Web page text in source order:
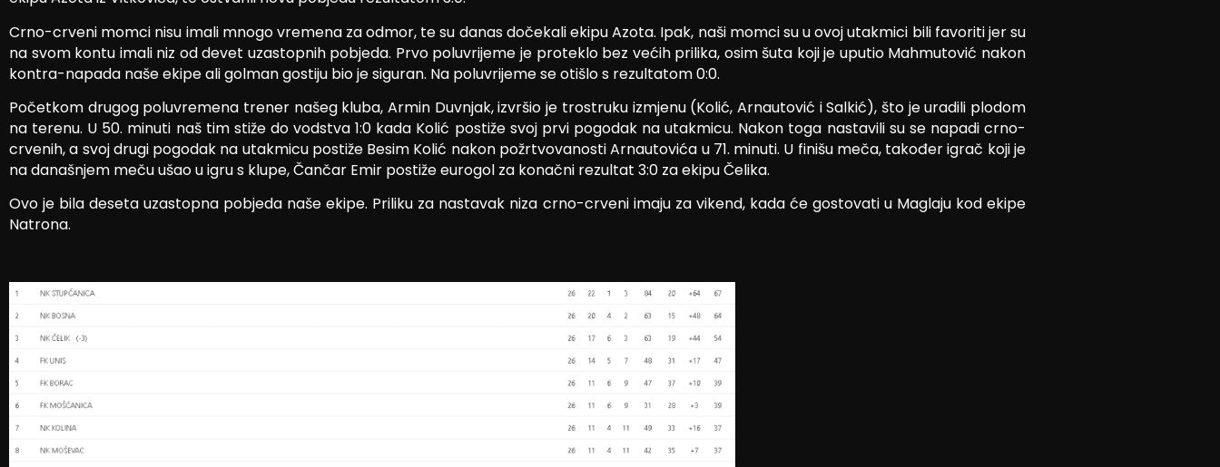
Crno-crveni momci nisu imali mnogo vremena za odmor, te su danas dočekali ekipu Azota. Ipak, naši momci su u ovoj utakmici bili favoriti jer su
na svom kontu imali niz od devet uzastopnih pobjeda. Prvo poluvrijeme je proteklo bez većih prilika, osim šuta koji je uputio Mahmutović nakon
kontra-napada naše ekipe ali golman gostiju bio je siguran. Na poluvrijeme se otišlo s rezultatom 0:0.
Početkom drugog poluvremena trener našeg kluba, Armin Duvnjak, izvršio je trostruku izmjenu (Kolić, Arnautović i Salkić), što je uradili plodom
na terenu. U 50. minuti naš tim stiže do vodstva 1:0 kada Kolić postiže svoj prvi pogodak na utakmicu. Nakon toga nastavili su se napadi crno-
crvenih, a svoj drugi pogodak na utakmicu postiže Besim Kolić nakon požrtvovanosti Arnautovića u 71. minuti. U finišu meča, također igrač koji je
na današnjem meču ušao u igru s klupe, Čančar Emir postiže eurogol za konačni rezultat 3:0 za ekipu Čelika.
Ovo je bila deseta uzastopna pobjeda naše ekipe. Priliku za nastavak niza crno-crveni imaju za vikend, kada će gostovati u Maglaju kod ekipe
Natrona.